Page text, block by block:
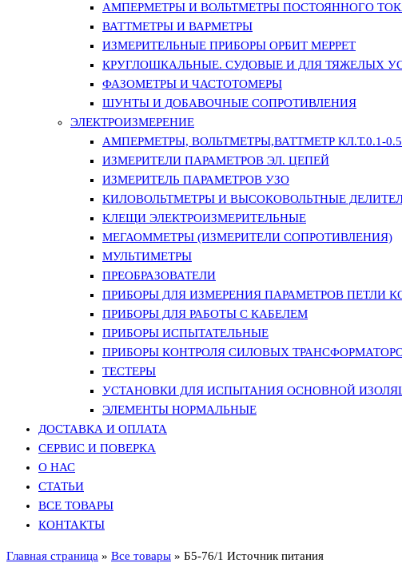
АМПЕРМЕТРЫ И ВОЛЬТМЕТРЫ ПОСТОЯННОГО
ВАТТМЕТРЫ И ВАРМЕТРЫ
ИЗМЕРИТЕЛЬНЫЕ ПРИБОРЫ ОРБИТ МЕРРЕТ
КРУГЛОШКАЛЬНЫЕ. СУДОВЫЕ И ДЛЯ ТЯЖЕЛЫХ
ФАЗОМЕТРЫ И ЧАСТОТОМЕРЫ
ШУНТЫ И ДОБАВОЧНЫЕ СОПРОТИВЛЕНИЯ
ЭЛЕКТРОИЗМЕРЕНИЕ
АМПЕРМЕТРЫ, ВОЛЬТМЕТРЫ,ВАТТМЕТР КЛ.Т.0.1-0.5
ИЗМЕРИТЕЛИ ПАРАМЕТРОВ ЭЛ. ЦЕПЕЙ
ИЗМЕРИТЕЛЬ ПАРАМЕТРОВ УЗО
КИЛОВОЛЬТМЕТРЫ И ВЫСОКОВОЛЬТНЫЕ
КЛЕЩИ ЭЛЕКТРОИЗМЕРИТЕЛЬНЫЕ
МЕГАОММЕТРЫ (ИЗМЕРИТЕЛИ СОПРОТИВЛЕНИЯ)
МУЛЬТИМЕТРЫ
ПРЕОБРАЗОВАТЕЛИ
ПРИБОРЫ ДЛЯ ИЗМЕРЕНИЯ ПАРАМЕТРОВ ПЕТЛИ
ПРИБОРЫ ДЛЯ РАБОТЫ С КАБЕЛЕМ
ПРИБОРЫ ИСПЫТАТЕЛЬНЫЕ
ПРИБОРЫ КОНТРОЛЯ СИЛОВЫХ
ТЕСТЕРЫ
УСТАНОВКИ ДЛЯ ИСПЫТАНИЯ ОСНОВНОЙ
ЭЛЕМЕНТЫ НОРМАЛЬНЫЕ
ДОСТАВКА И ОПЛАТА
СЕРВИС И ПОВЕРКА
О НАС
СТАТЬИ
ВСЕ ТОВАРЫ
КОНТАКТЫ
Главная страница » Все товары » Б5-76/1 Источник питания